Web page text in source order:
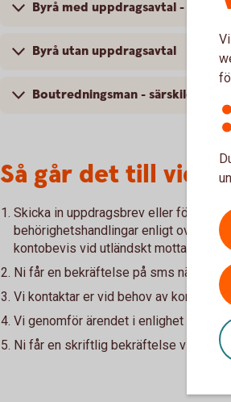
Byrå med uppdragsavtal -
Byrå utan uppdragsavtal
Boutredningsman - särskilda krav
Så går det till vid
Skicka in uppdragsbrev eller
behörighetshandlingar enligt ovan,
kontobevis vid utländskt
Ni får en bekräftelse på sms när
Vi kontaktar er vid behov av
Vi genomför ärendet i enlighet med de
Ni får en skriftlig bekräftelse via post.